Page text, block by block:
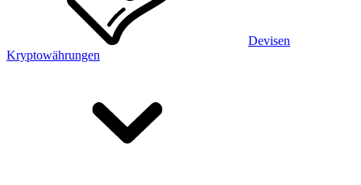
Devisen
Kryptowährungen